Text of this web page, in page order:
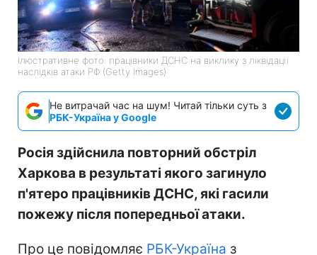
Ілюстративне фото: працівники ДСНС на виклику з ліквідації
наслідків атаки РФ (Getty Images)
Не витрачай час на шум! Читай тільки суть з
РБК-Україна у Google
Росія здійснила повторний обстріл
Харкова в результаті якого загинуло
п'ятеро працівників ДСНС, які гасили
пожежу після попередньої атаки.
Про це повідомляє РБК-Україна з